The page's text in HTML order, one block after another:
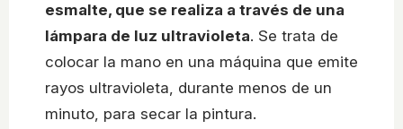
esmalte, que se realiza a través de una
lámpara de luz ultravioleta. Se trata de
colocar la mano en una máquina que emite
rayos ultravioleta, durante menos de un
minuto, para secar la pintura.